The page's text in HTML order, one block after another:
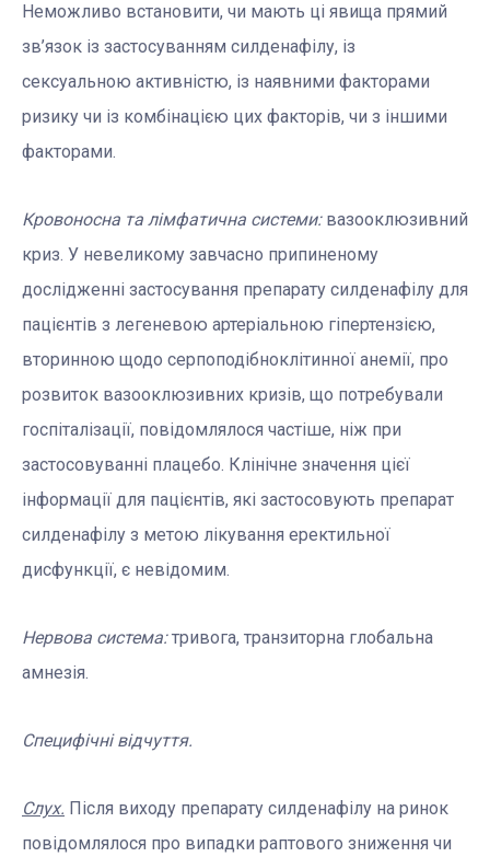
Неможливо встановити, чи мають ці явища прямий
зв’язок із застосуванням силденафілу, із
сексуальною активністю, із наявними факторами
ризику чи із комбінацією цих факторів, чи з іншими
факторами.
Кровоносна та лімфатична системи:вазооклюзивний
криз. У невеликому завчасно припиненому
дослідженні застосування препарату силденафілу для
пацієнтів з легеневою артеріальною гіпертензією,
вторинною щодо серпоподібноклітинної анемії, про
розвиток вазооклюзивних кризів, що потребували
госпіталізації, повідомлялося частіше, ніж при
застосовуванні плацебо. Клінічне значення цієї
інформації для пацієнтів, які застосовують препарат
силденафілу з метою лікування еректильної
дисфункції, є невідомим.
Нервова система:тривога, транзиторна глобальна
амнезія.
Специфічні відчуття.
Слух. Після виходу препарату силденафілу на ринок
повідомлялося про випадки раптового зниження чи